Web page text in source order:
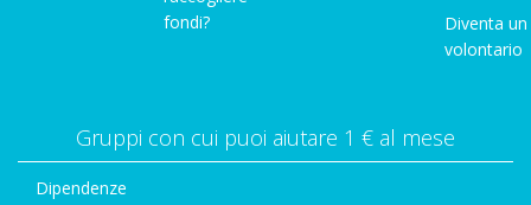
fondi?
Diventa un
volontario
Gruppi con cui puoi aiutare 1 € al mese
Dipendenze